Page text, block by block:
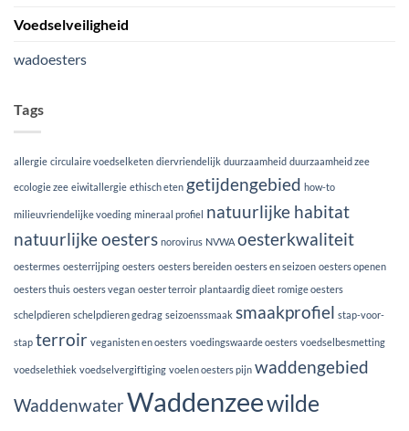
Voedselveiligheid
wadoesters
Tags
allergie circulaire voedselketen diervriendelijk duurzaamheid duurzaamheid zee
ecologie zee eiwitallergie ethisch eten getijdengebied how-to
milieuvriendelijke voeding mineraal profiel natuurlijke habitat
natuurlijke oesters norovirus NVWA oesterkwaliteit
oestermes oesterrijping oesters oesters bereiden oesters en seizoen oesters openen
oesters thuis oesters vegan oester terroir plantaardig dieet romige oesters
schelpdieren schelpdieren gedrag seizoenssmaak smaakprofiel stap-voor-
stap terroir veganisten en oesters voedingswaarde oesters voedselbesmetting
voedselethiek voedselvergiftiging voelen oesters pijn waddengebied
WaddenwaterWaddenzeewilde